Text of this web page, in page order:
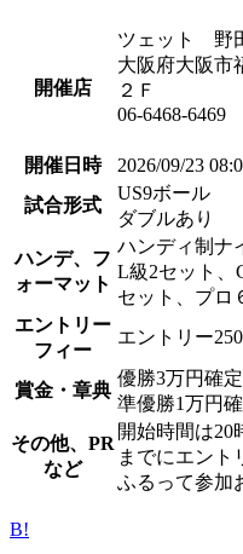
開催店
ツェット 野
大阪府大阪市
２Ｆ
06-6468-6469
開催日時
2026/09/23
試合形式
US9ボール
ダブルあり
ハンデ、フ
ォーマット
ハンディ制ナ
L級2セット、
セット、プロ
エントリー
フィー
エントリー
賞金・章典
優勝3万円確定
準優勝1万円
その他、PR
など
開始時間は20
までにエント
ふるって参加
B!